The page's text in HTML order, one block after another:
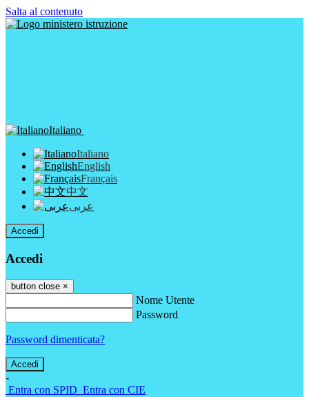
Salta al contenuto
Italiano
Italiano
English
Français
中文
عربى
Accedi
Accedi
button close ×
Nome Utente
Password
Password dimenticata?
-
Entra con SPID Entra con CIE